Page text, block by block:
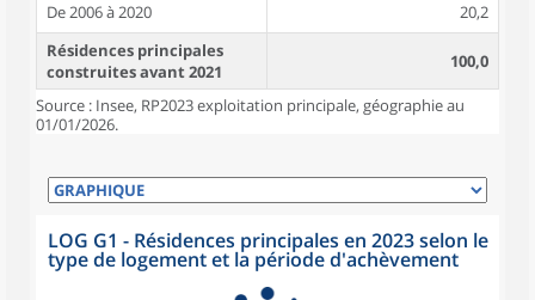
De 2006 à 2020
20,2
Résidences principales
construites avant 2021
100,0
Source : Insee, RP2023 exploitation principale, géographie au
01/01/2026.
LOG G1 - Résidences principales en 2023 selon le
type de logement et la période d'achèvement